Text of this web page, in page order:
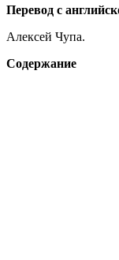
Перевод с
Алексей Чупа.
Содержание